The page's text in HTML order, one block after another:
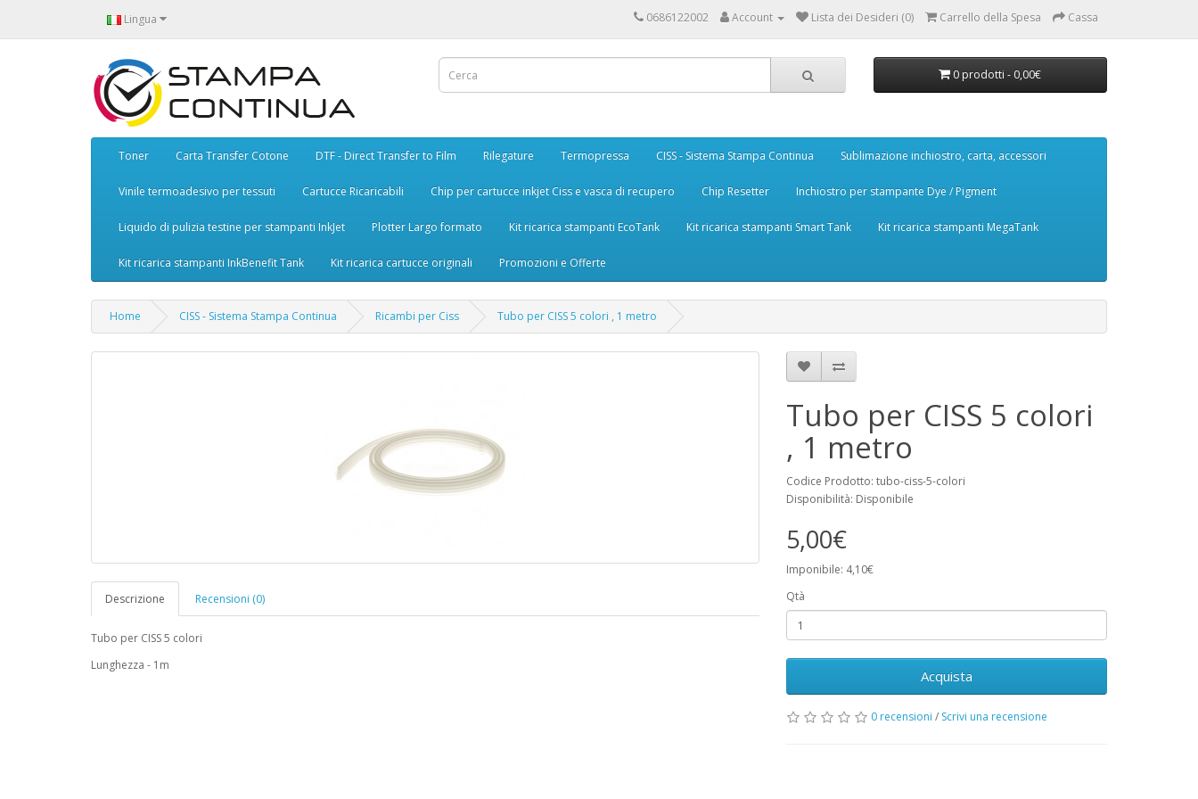
Lingua 0686122002 Account Lista dei Desideri (0) Carrello della Spesa Cassa
0 prodotti - 0,00€
Toner Carta Transfer Cotone DTF - Direct Transfer to Film Rilegature Termopressa CISS - Sistema Stampa Continua Sublimazione inchiostro, carta, accessori
Vinile termoadesivo per tessuti Cartucce Ricaricabili Chip per cartucce inkjet Ciss e vasca di recupero Chip Resetter Inchiostro per stampante Dye / Pigment
Liquido di pulizia testine per stampanti InkJet Plotter Largo formato Kit ricarica stampanti EcoTank Kit ricarica stampanti Smart Tank Kit ricarica stampanti MegaTank
Kit ricarica stampanti InkBenefit Tank Kit ricarica cartucce originali Promozioni e Offerte
Home CISS - Sistema Stampa Continua Ricambi per Ciss Tubo per CISS 5 colori , 1 metro
Descrizione Recensioni (0)
Tubo per CISS 5 colori
Lunghezza - 1m
Tubo per CISS 5 colori
, 1 metro
Codice Prodotto: tubo-ciss-5-colori
Disponibilità: Disponibile
5,00€
Imponibile: 4,10€
Qtà
Acquista
0 recensioni / Scrivi una recensione